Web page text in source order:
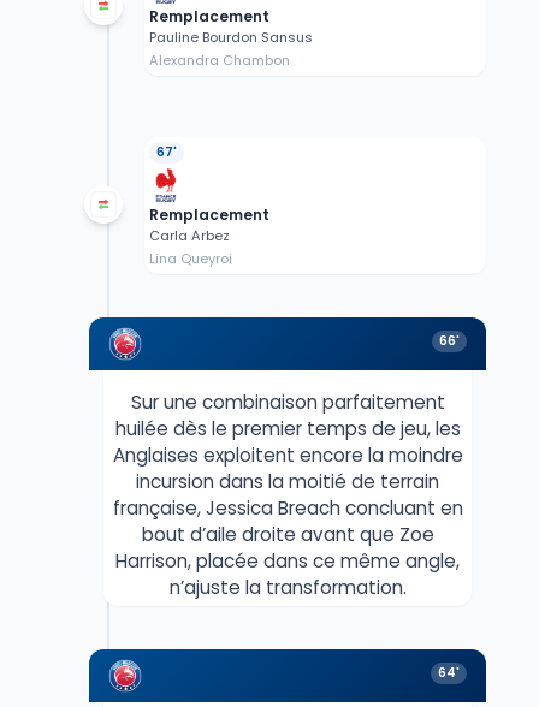
Remplacement
Pauline Bourdon Sansus
Alexandra Chambon
67'
Remplacement
Carla Arbez
Lina Queyroi
66'
Sur une combinaison parfaitement
huilée dès le premier temps de jeu, les
Anglaises exploitent encore la moindre
incursion dans la moitié de terrain
française, Jessica Breach concluant en
bout d’aile droite avant que Zoe
Harrison, placée dans ce même angle,
n’ajuste la transformation.
64'